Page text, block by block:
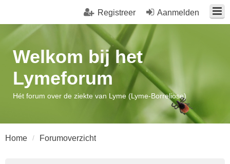
Aanmelden
Registreer
Welkom bij het
Lymeforum
Hét forum over de ziekte van Lyme (Lyme-Borreliose)
Home Forumoverzicht